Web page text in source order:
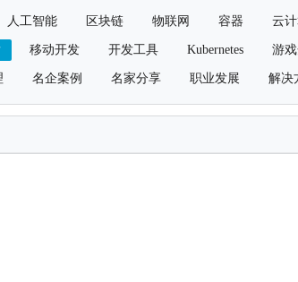
人工智能 区块链 物联网 容器 云
移动开发 开发工具 Kubernetes 游
名企案例 名家分享 职业发展 解决